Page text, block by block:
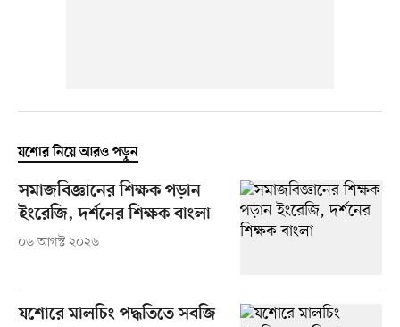
যশোর নিয়ে আরও পড়ুন
সমাজবিজ্ঞানের শিক্ষক পড়ান
ইংরেজি, দর্শনের শিক্ষক বাংলা
০৬ আগস্ট ২০২৬
যশোরে মালচিং পদ্ধতিতে সবজি